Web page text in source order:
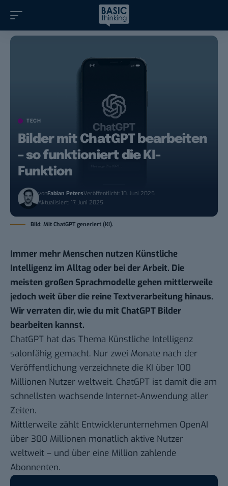
TECH
Bilder mit ChatGPT bearbeiten
– so funktioniert die KI-
Funktion
vonFabian PetersVeröffentlicht: 10. Juni 2025
Aktualisiert: 17. Juni 2025
Bild: Mit ChatGPT generiert (KI).
Immer mehr Menschen nutzen Künstliche
Intelligenz im Alltag oder bei der Arbeit. Die
meisten großen Sprachmodelle gehen mittlerweile
jedoch weit über die reine Textverarbeitung hinaus.
Wir verraten dir, wie du mit ChatGPT Bilder
bearbeiten kannst.
ChatGPT hat das Thema Künstliche Intelligenz
salonfähig gemacht. Nur zwei Monate nach der
Veröffentlichung verzeichnete die KI über 100
Millionen Nutzer weltweit. ChatGPT ist damit die am
schnellsten wachsende Internet-Anwendung aller
Zeiten.
Mittlerweile zählt Entwicklerunternehmen OpenAI
über 300 Millionen monatlich aktive Nutzer
weltweit – und über eine Million zahlende
Abonnenten.